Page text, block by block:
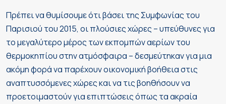
Πρέπει να θυμίσουμε ότι βάσει της Συμφωνίας του
Παρισιού του 2015, οι πλούσιες χώρες – υπεύθυνες για
το μεγαλύτερο μέρος των εκπομπών αερίων του
θερμοκηπίου στην ατμόσφαιρα – δεσμεύτηκαν για μια
ακόμη φορά να παρέχουν οικονομική βοήθεια στις
αναπτυσσόμενες χώρες και να τις βοηθήσουν να
προετοιμαστούν για επιπτώσεις όπως τα ακραία